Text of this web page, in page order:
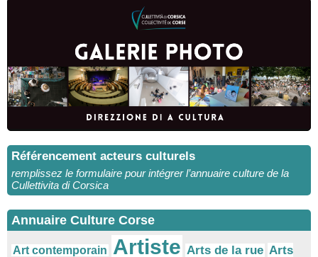
Référencement acteurs culturels
remplissez le formulaire pour intégrer l’annuaire culture de la
Cullettivita di Corsica
Annuaire Culture Corse
Art contemporain Artiste Arts de la rue Arts